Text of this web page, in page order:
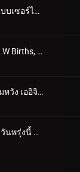
ตอนที่ 45 การโจมตีแบบเซอร์ไพรส์ กำเนิดดั้งเดิม ความปรารถนาในความรัก
ตอนที่ 46 Eiji Greeed, W Births, ความปรารถนาของ Ankh
ตอนที่ 47 วันสีแดง สมหวัง เออิจิตู้คอนเทนเนอร์
ตอนที่ 48 เหรียญแห่งวันพรุ่งนี้ ชุดชั้นใน มือที่กุมไว้